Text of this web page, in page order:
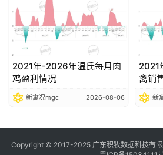
2021年-2026年温氏每月肉
鸡盈利情况
新禽况mgc 2026-08-06
2021
禽销
新
Copyright © 2017-2025 广东积牧数据科技有限